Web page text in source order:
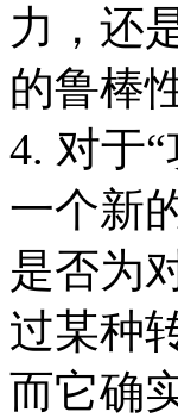
力，还
的鲁棒
4. 对于
一个新
是否为
过某种
而它确